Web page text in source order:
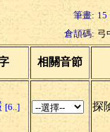
筆畫: 15
倉頡碼: 弓
相關音節
[6..] 探